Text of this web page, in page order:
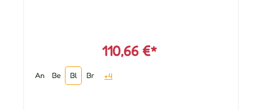
110,66 €*
An Be Bl Br +4